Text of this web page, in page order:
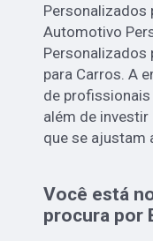
Personalizados
Automotivo
Personalizados
para Carros. A
de
além de
que se ajustam
Você está
procura por